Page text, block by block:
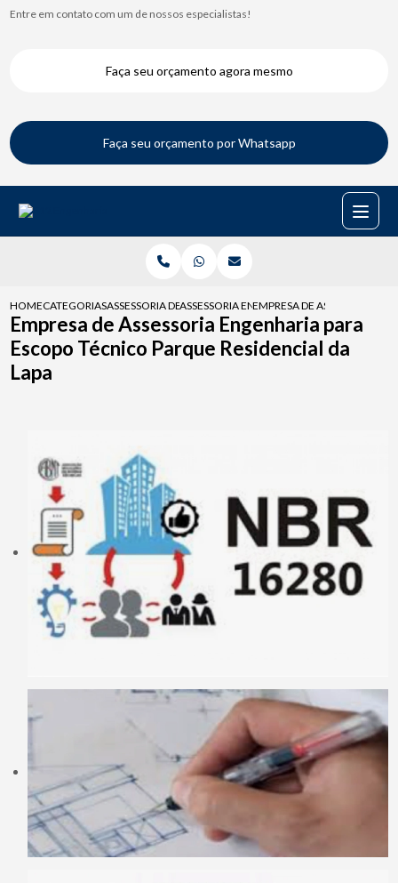
Entre em contato com um de nossos especialistas!
Faça seu orçamento agora mesmo
Faça seu orçamento por Whatsapp
HOMECATEGORIASASSESSORIA DE ENGENHARIAASSESSORIA ENGENHARIA PARA ESCOPO
EMPRESA DE ASSESSORIA
Empresa de Assessoria Engenharia para
Escopo Técnico Parque Residencial da
Lapa